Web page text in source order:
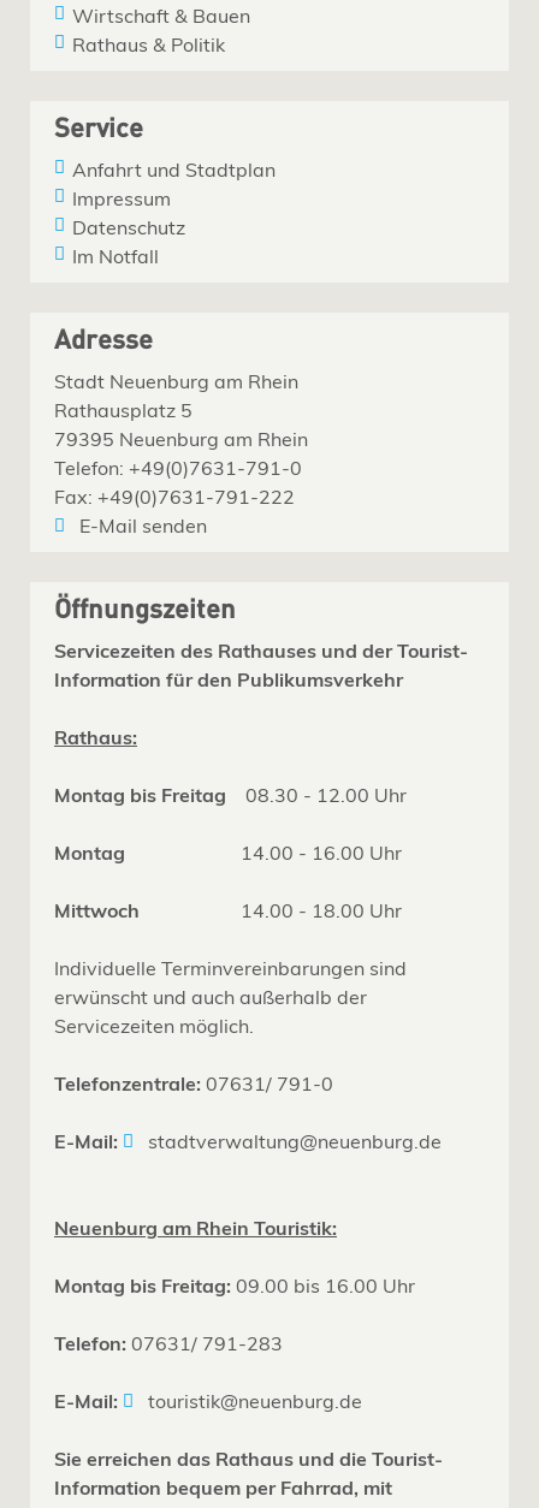
Wirtschaft & Bauen
Rathaus & Politik
Service
Anfahrt und Stadtplan
Impressum
Datenschutz
Im Notfall
Adresse
Stadt Neuenburg am Rhein
Rathausplatz 5
79395 Neuenburg am Rhein
Telefon: +49(0)7631-791-0
Fax: +49(0)7631-791-222
E-Mail senden
Öffnungszeiten
Servicezeiten des Rathauses und der Tourist-
Information für den Publikumsverkehr
Rathaus:
Montag bis Freitag 08.30 - 12.00 Uhr
Montag 14.00 - 16.00 Uhr
Mittwoch 14.00 - 18.00 Uhr
Individuelle Terminvereinbarungen sind
erwünscht und auch außerhalb der
Servicezeiten möglich.
Telefonzentrale: 07631/ 791-0
E-Mail: stadtverwaltung@neuenburg.de
Neuenburg am Rhein Touristik:
Montag bis Freitag: 09.00 bis 16.00 Uhr
Telefon: 07631/ 791-283
E-Mail: touristik@neuenburg.de
Sie erreichen das Rathaus und die Tourist-
Information bequem per Fahrrad, mit